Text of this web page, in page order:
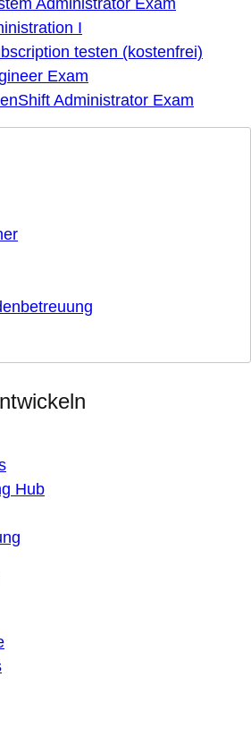
Administrator Exam
I
testen (kostenfrei)
Exam
Administrator Exam
Hub